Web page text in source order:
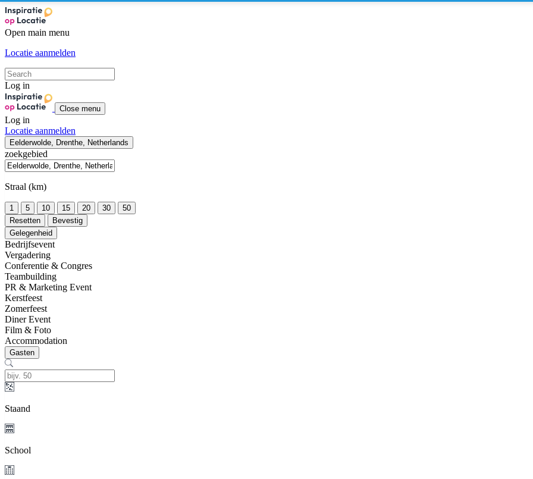
Open main menu
Locatie aanmelden
Log in
Close menu
Log in
Locatie aanmelden
Eelderwolde, Drenthe, Netherlands
zoekgebied
Straal (km)
1 5 10 15 20 30
50
Resetten
Bevestig
Gelegenheid
Bedrijfsevent
Vergadering
Conferentie & Congres
Teambuilding
PR & Marketing Event
Kerstfeest
Zomerfeest
Diner Event
Film & Foto
Accommodation
Gasten
Staand
School